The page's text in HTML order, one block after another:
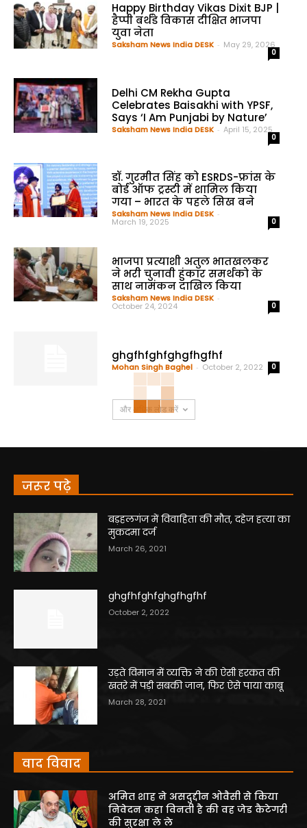
Happy Birthday Vikas Dixit BJP |
हैप्पी बर्थडे विकास दीक्षित भाजपा
युवा नेता
Saksham News India DESK - May 29, 2026
0
Delhi CM Rekha Gupta
Celebrates Baisakhi with YPSF,
Says ‘I Am Punjabi by Nature’
Saksham News India DESK - April 15, 2025
0
डॉ. गुरमीत सिंह को ESRDS-फ्रांस के
बोर्ड ऑफ ट्रस्टी में शामिल किया
गया – भारत के पहले सिख बने
Saksham News India DESK -
March 19, 2025 0
भाजपा प्रत्याशी अतुल भातखलकर
ने भरी चुनावी हुंकार समर्थको के
साथ नामंकन दाखिल किया
Saksham News India DESK -
October 24, 2024 0
ghgfhfghfghgfhgfhf
Mohan Singh Baghel - October 2, 2022 0
और अधिक लोड करें
जरूर पढ़े
बड़हलगंज में विवाहिता की मौत, दहेज हत्या का
मुकदमा दर्ज
March 26, 2021
ghgfhfghfghgfhgfhf
October 2, 2022
उड़ते विमान में व्यक्ति ने की ऐसी हरकत की
खतरे में पड़ी सबकी जान, फिर ऐसे पाया काबू
March 28, 2021
वाद विवाद
अमित शाह ने असदुद्दीन ओवैसी से किया
निवेदन कहा विनती है की वह जेड कैटेगरी
की सुरक्षा ले ले